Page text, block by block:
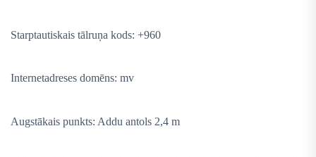
Starptautiskais tālruņa kods: +960
Internetadreses domēns: mv
Augstākais punkts: Addu antols 2,4 m